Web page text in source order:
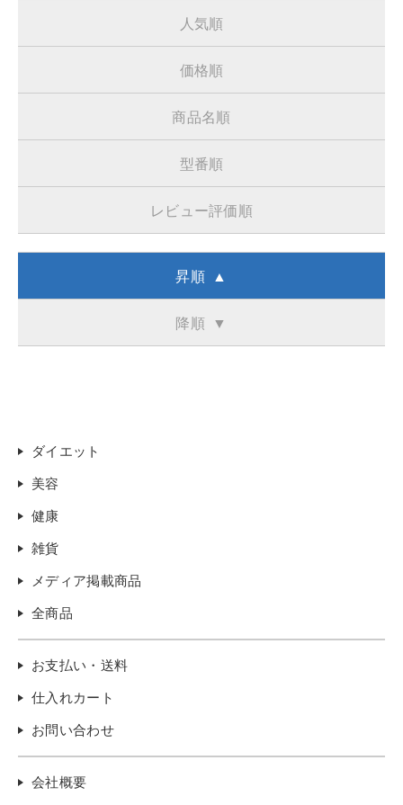
人気順
価格順
商品名順
型番順
レビュー評価順
昇順 ▲
降順 ▼
ダイエット
美容
健康
雑貨
メディア掲載商品
全商品
お支払い・送料
仕入れカート
お問い合わせ
会社概要